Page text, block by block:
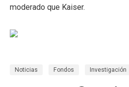
moderado que Kaiser.
Noticias Fondos Investigación